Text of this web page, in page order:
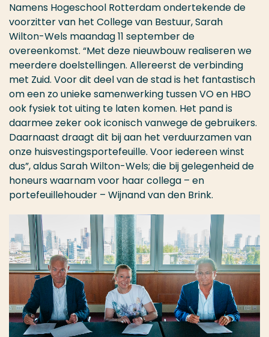
Namens Hogeschool Rotterdam ondertekende de
voorzitter van het College van Bestuur, Sarah
Wilton-Wels maandag 11 september de
overeenkomst. “Met deze nieuwbouw realiseren we
meerdere doelstellingen. Allereerst de verbinding
met Zuid. Voor dit deel van de stad is het fantastisch
om een zo unieke samenwerking tussen VO en HBO
ook fysiek tot uiting te laten komen. Het pand is
daarmee zeker ook iconisch vanwege de gebruikers.
Daarnaast draagt dit bij aan het verduurzamen van
onze huisvestingsportefeuille. Voor iedereen winst
dus”, aldus Sarah Wilton-Wels; die bij gelegenheid de
honeurs waarnam voor haar collega – en
portefeuillehouder – Wijnand van den Brink.